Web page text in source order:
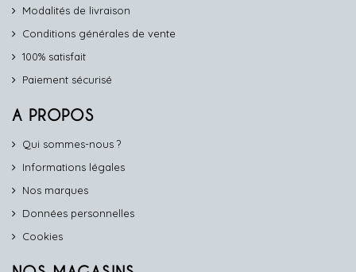
Modalités de livraison
Conditions générales de vente
100% satisfait
Paiement sécurisé
A PROPOS
Qui sommes-nous ?
Informations légales
Nos marques
Données personnelles
Cookies